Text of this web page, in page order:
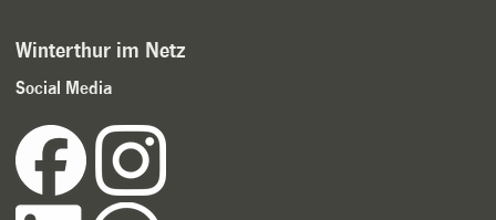
Winterthur im Netz
Social Media